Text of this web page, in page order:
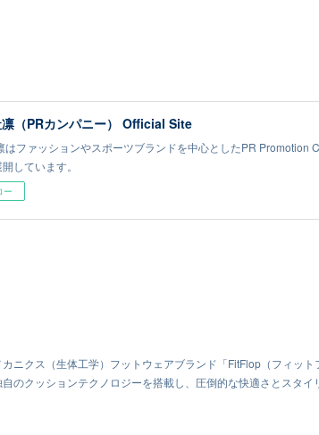
（PRカンパニー） Official Site
はファッションやスポーツブランドを中心としたPR Promotion
しています。
ー
ニクス（生体工学）フットウェアブランド「FitFlop（フィット
のクッションテクノロジーを搭載し、圧倒的な快適さとスタ